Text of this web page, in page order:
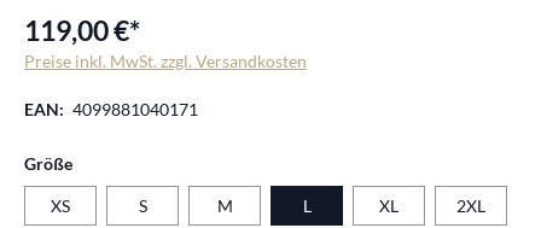
119,00 €*
Preise inkl. MwSt. zzgl. Versandkosten
EAN: 4099881040171
Größeauswählen
XS S M L XL 2XL